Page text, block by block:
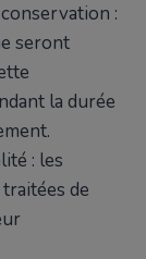
:
seront
la durée
: les
de